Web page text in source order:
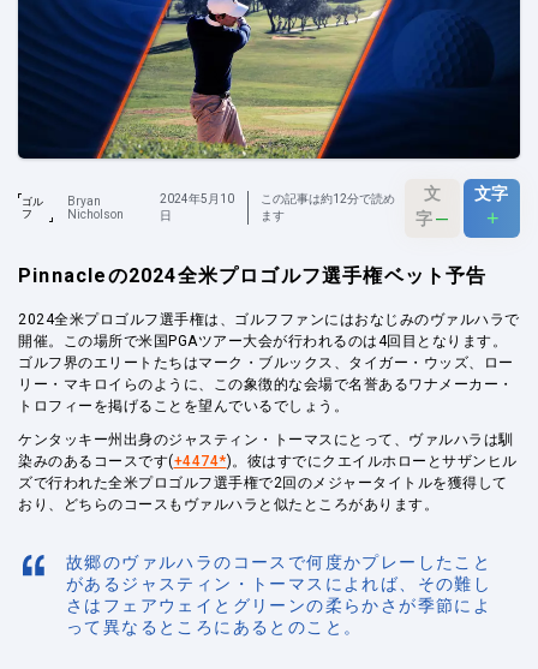
ゴル
フ
Bryan
Nicholson
2024年5月10
日
この記事は約12分で読め
ます
文
字–
文字
+
Pinnacleの2024全米プロゴルフ選手権ベット予告
2024全米プロゴルフ選手権は、ゴルフファンにはおなじみのヴァルハラで
開催。この場所で米国PGAツアー大会が行われるのは4回目となります。
ゴルフ界のエリートたちはマーク・ブルックス、タイガー・ウッズ、ロー
リー・マキロイらのように、この象徴的な会場で名誉あるワナメーカー・
トロフィーを掲げることを望んでいるでしょう。
ケンタッキー州出身のジャスティン・トーマスにとって、ヴァルハラは馴
染みのあるコースです(+4474*)。彼はすでにクエイルホローとサザンヒル
ズで行われた全米プロゴルフ選手権で2回のメジャータイトルを獲得して
おり、どちらのコースもヴァルハラと似たところがあります。
故郷のヴァルハラのコースで何度かプレーしたこと
があるジャスティン・トーマスによれば、その難し
さはフェアウェイとグリーンの柔らかさが季節によ
って異なるところにあるとのこと。